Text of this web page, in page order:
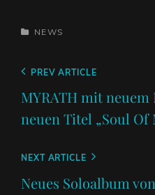
CATEGORIES
NEWS
Beitragsnavigation
Previous
PREV ARTICLE
MYRATH mit
neuen Titel „Soul Of
Next
NEXT ARTICLE
Neues Soloalbum